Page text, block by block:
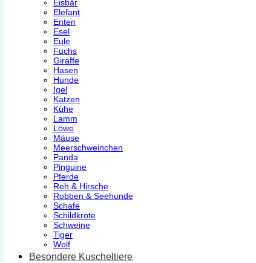
Eisbär
Elefant
Enten
Esel
Eule
Fuchs
Giraffe
Hasen
Hunde
Igel
Katzen
Kühe
Lamm
Löwe
Mäuse
Meerschweinchen
Panda
Pinguine
Pferde
Reh & Hirsche
Robben & Seehunde
Schafe
Schildkröte
Schweine
Tiger
Wolf
Besondere Kuscheltiere